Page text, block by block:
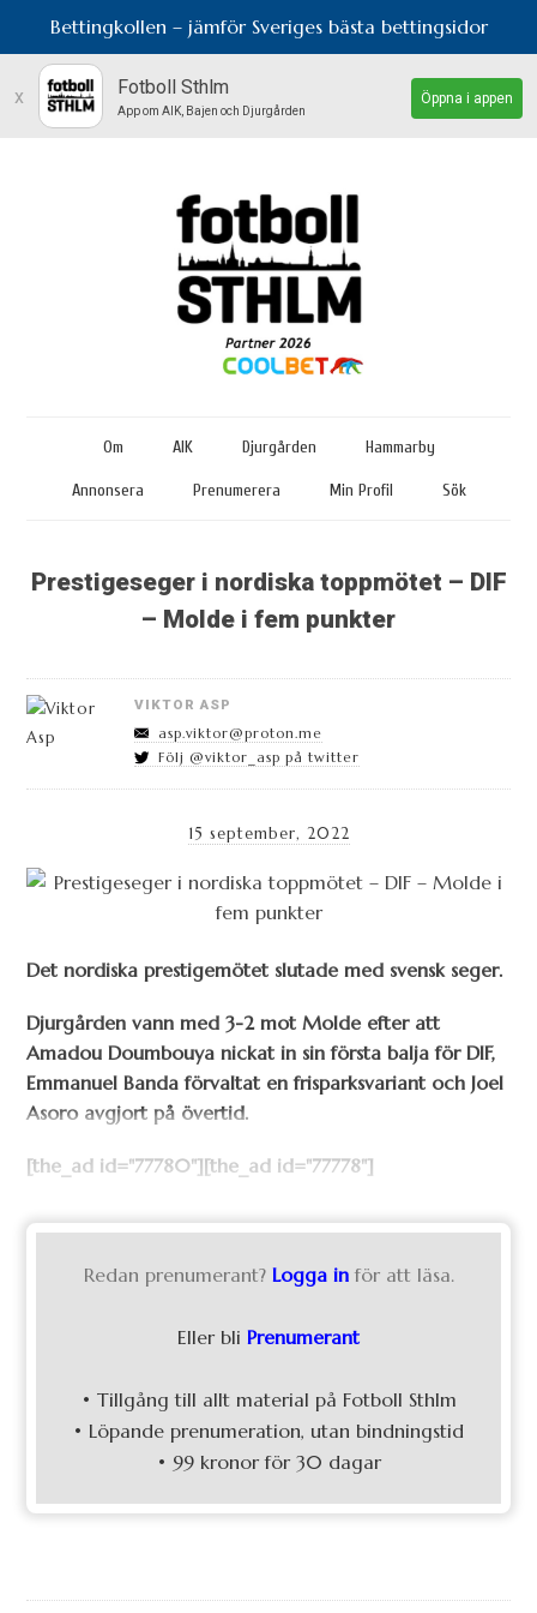
Bettingkollen – jämför Sveriges bästa bettingsidor
x Fotboll Sthlm
App om AIK, Bajen och Djurgården
Öppna i appen
Om AIK Djurgården Hammarby
Annonsera Prenumerera Min Profil Sök
Prestigeseger i nordiska toppmötet – DIF
– Molde i fem punkter
VIKTOR ASP
asp.viktor@proton.me
Följ @viktor_asp på twitter
15 september, 2022
Det nordiska prestigemötet slutade med svensk seger.
Djurgården vann med 3-2 mot Molde efter att
Amadou Doumbouya nickat in sin första balja för DIF,
Emmanuel Banda förvaltat en frisparksvariant och Joel
Asoro avgjort på övertid.
[the_ad id="77780"][the_ad id="77778"]
Redan prenumerant? Logga in för att läsa.
Eller bli Prenumerant
• Tillgång till allt material på Fotboll Sthlm
• Löpande prenumeration, utan bindningstid
• 99 kronor för 30 dagar